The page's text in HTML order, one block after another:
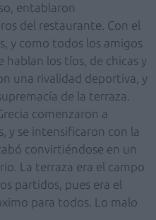
entablaron
del restaurante. Con el
y como todos los amigos
los tíos, de chicas y
una rivalidad deportiva, y
de la terraza.
comenzaron a
y se intensificaron con la
convirtiéndose en un
La terraza era el campo
partidos, pues era el
para todos. Lo malo